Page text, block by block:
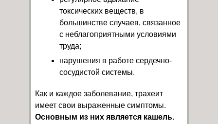
токсических веществ, в
большинстве случаев, связанное
с неблагоприятными условиями
труда;
нарушения в работе сердечно-
сосудистой системы.
Как и каждое заболевание, трахеит
имеет свои выраженные симптомы.
Основным из них является кашель.